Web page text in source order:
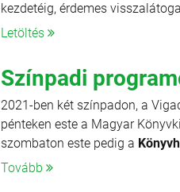
kezdetéig, érdemes
Letöltés
Színpadi
2021-ben két színpadon, a
pénteken este a Magyar
szombaton este pedig a
Tovább